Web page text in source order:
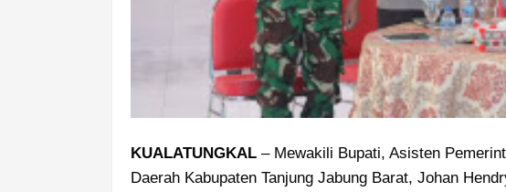
KUALATUNGKAL – Mewakili Bupati, Asisten
Daerah Kabupaten Tanjung Jabung Barat, Johan